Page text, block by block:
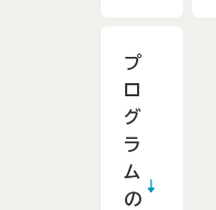
プ
ロ
グ
ラ
ム
の